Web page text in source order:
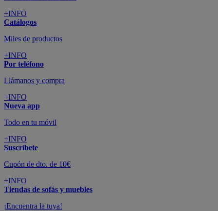
+INFO
Catálogos
Miles de productos
+INFO
Por teléfono
Llámanos y compra
+INFO
Nueva app
Todo en tu móvil
+INFO
Suscríbete
Cupón de dto. de 10€
+INFO
Tiendas de sofás y muebles
¡Encuentra la tuya!